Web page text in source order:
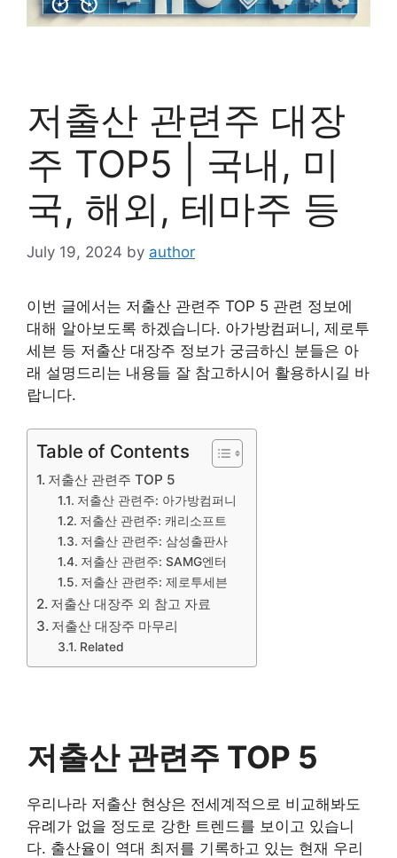
저출산 관련주 대장
주 TOP5 | 국내, 미
국, 해외, 테마주 등
July 19, 2024 by author
이번 글에서는 저출산 관련주 TOP 5 관련 정보에
대해 알아보도록 하겠습니다. 아가방컴퍼니, 제로투
세븐 등 저출산 대장주 정보가 궁금하신 분들은 아
래 설명드리는 내용들 잘 참고하시어 활용하시길 바
랍니다.
Table of Contents
저출산 관련주 TOP 5
저출산 관련주: 아가방컴퍼니
저출산 관련주: 캐리소프트
저출산 관련주: 삼성출판사
저출산 관련주: SAMG엔터
저출산 관련주: 제로투세븐
저출산 대장주 외 참고 자료
저출산 대장주 마무리
Related
저출산 관련주 TOP 5
우리나라 저출산 현상은 전세계적으로 비교해봐도
유례가 없을 정도로 강한 트렌드를 보이고 있습니
다. 출산율이 역대 최저를 기록하고 있는 현재 우리